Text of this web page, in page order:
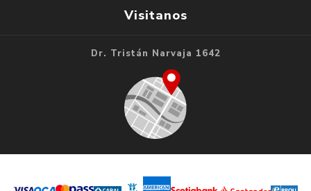
Visitanos
Dr. Tristán Narvaja 1642